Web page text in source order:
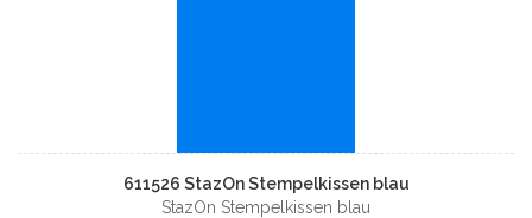
611526 StazOn Stempelkissen blau
StazOn Stempelkissen blau